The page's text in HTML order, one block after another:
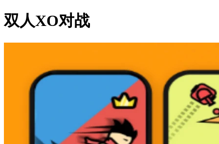
双人XO对战